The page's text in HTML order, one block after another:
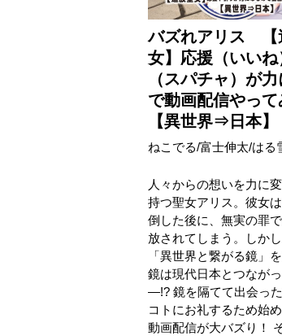
バズれアリス 【
女】応援（いいね
（スパチャ）が
で動画配信やって
【異世界⇒日本】
ねこでる/富士伸太/はる
人々からの想いを力に
持つ聖女アリス。彼女
倒した後に、無実の罪
放されてしまう。しか
「異世界と繋がる鏡」
鏡は現代日本とつなが
―!? 鏡を隔てて出会っ
コトにお礼するため始
動画配信が大バズり！